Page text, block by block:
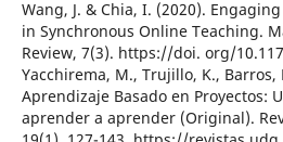
Wang, J. & Chia, I. (2020).
in Synchronous Online Teaching.
Review, 7(3). https://doi. org/
Yacchirema, M., Trujillo, K., Barros,
Aprendizaje Basado en Proyectos:
aprender a aprender (Original).